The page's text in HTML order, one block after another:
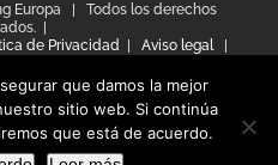
Europa | Todos los derechos
|
de Privacidad Aviso legal
|
YouTubeLinkedIn
que damos la mejor
sitio web. Si continúa
que está de acuerdo.